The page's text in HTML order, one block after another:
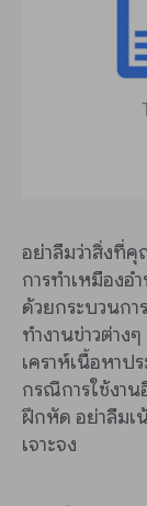
อย่าลืมว่าสิ่งที่
การทำเหมืองอ
ด้วยกระบวนกา
ทำงานข่าวต่าง
เคราห์เนื้อหาป
กรณีการใช้งา
ฝึกหัด อย่าลืมเ
เจาะจง